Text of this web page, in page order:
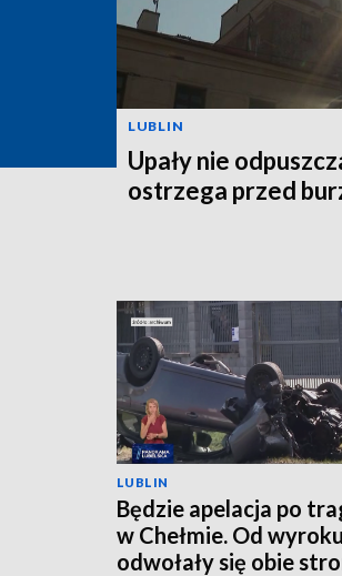
LUBLIN
Upały nie
ostrzega przed
LUBLIN
Będzie apelacja po
w Chełmie. Od wyroku
odwołały się obie